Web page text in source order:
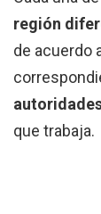
región
de acuerdo
que trabaja.